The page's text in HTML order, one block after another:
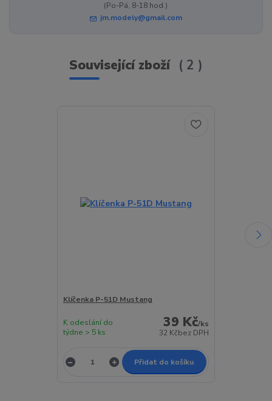
(Po-Pá, 8-18 hod.)
jm.modely@gmail.com
Související zboží 2
Klíčenka P-51D Mustang
39 Kč/ks
32 Kčbez DPH
K odeslání do
týdne > 5 ks
Přidat do košíku